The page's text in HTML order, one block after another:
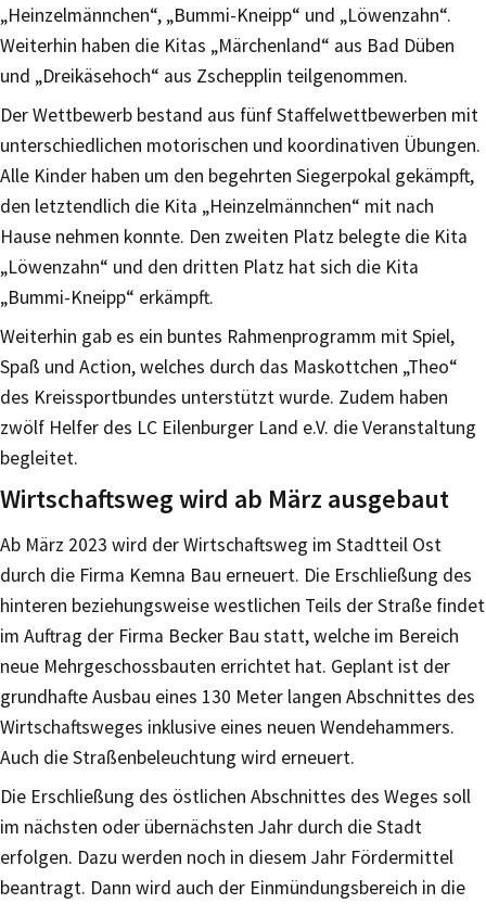
„Heinzelmännchen“, „Bummi-Kneipp“ und „Löwenzahn“.
Weiterhin haben die Kitas „Märchenland“ aus Bad Düben
und „Dreikäsehoch“ aus Zschepplin teilgenommen.
Der Wettbewerb bestand aus fünf Staffelwettbewerben mit
unterschiedlichen motorischen und koordinativen Übungen.
Alle Kinder haben um den begehrten Siegerpokal gekämpft,
den letztendlich die Kita „Heinzelmännchen“ mit nach
Hause nehmen konnte. Den zweiten Platz belegte die Kita
„Löwenzahn“ und den dritten Platz hat sich die Kita
„Bummi-Kneipp“ erkämpft.
Weiterhin gab es ein buntes Rahmenprogramm mit Spiel,
Spaß und Action, welches durch das Maskottchen „Theo“
des Kreissportbundes unterstützt wurde. Zudem haben
zwölf Helfer des LC Eilenburger Land e.V. die Veranstaltung
begleitet.
Wirtschaftsweg wird ab März ausgebaut
Ab März 2023 wird der Wirtschaftsweg im Stadtteil Ost
durch die Firma Kemna Bau erneuert. Die Erschließung des
hinteren beziehungsweise westlichen Teils der Straße findet
im Auftrag der Firma Becker Bau statt, welche im Bereich
neue Mehrgeschossbauten errichtet hat. Geplant ist der
grundhafte Ausbau eines 130 Meter langen Abschnittes des
Wirtschaftsweges inklusive eines neuen Wendehammers.
Auch die Straßenbeleuchtung wird erneuert.
Die Erschließung des östlichen Abschnittes des Weges soll
im nächsten oder übernächsten Jahr durch die Stadt
erfolgen. Dazu werden noch in diesem Jahr Fördermittel
beantragt. Dann wird auch der Einmündungsbereich in die